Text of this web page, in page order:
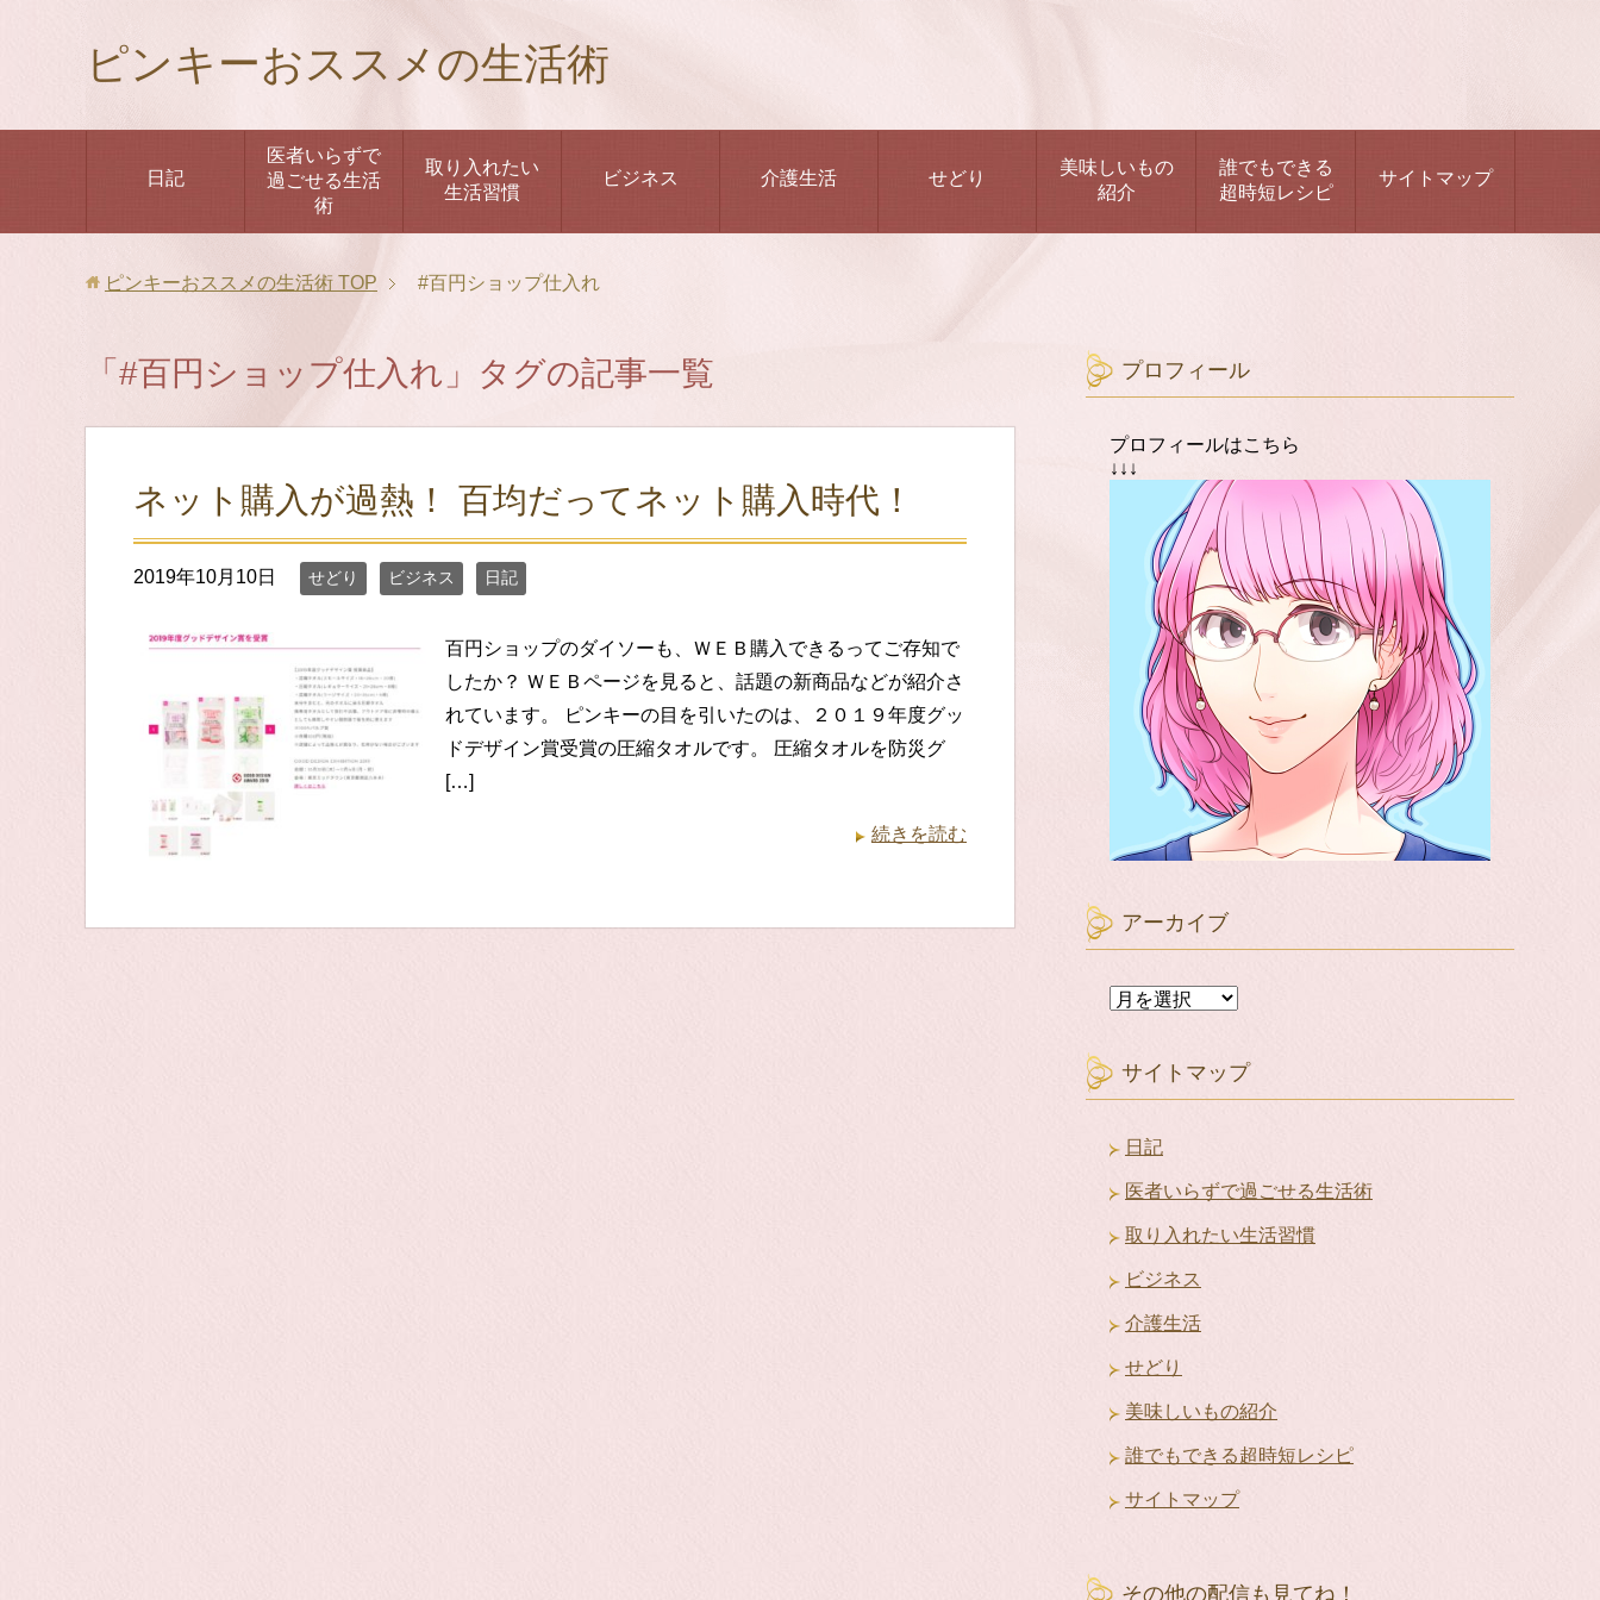
ピンキーおススメの生活術
日記
医者いらずで
過ごせる生活
術
取り入れたい
生活習慣
ビジネス 介護生活 せどり
美味しいもの
紹介
誰でもできる
超時短レシピ
サイトマップ
ピンキーおススメの生活術 TOP #百円ショップ仕入れ
「#百円ショップ仕入れ」タグの記事一覧
ネット購入が過熱！ 百均だってネット購入時代！
2019年10月10日 せどり ビジネス 日記
百円ショップのダイソーも、ＷＥＢ購入できるってご存知で
したか？ ＷＥＢページを見ると、話題の新商品などが紹介さ
れています。 ピンキーの目を引いたのは、２０１９年度グッ
ドデザイン賞受賞の圧縮タオルです。 圧縮タオルを防災グ
[…]
続きを読む
プロフィール
プロフィールはこちら
↓↓↓
アーカイブ
ア
イ
ブ
サイトマップ
日記
医者いらずで過ごせる生活術
取り入れたい生活習慣
ビジネス
介護生活
せどり
美味しいもの紹介
誰でもできる超時短レシピ
サイトマップ
その他の配信も見てね！